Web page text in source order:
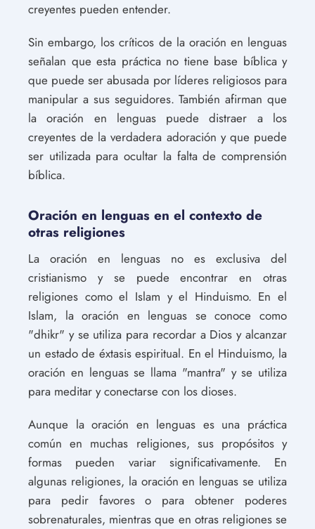
creyentes pueden entender.
Sin embargo, los críticos de la oración en lenguas
señalan que esta práctica no tiene base bíblica y
que puede ser abusada por líderes religiosos para
manipular a sus seguidores. También afirman que
la oración en lenguas puede distraer a los
creyentes de la verdadera adoración y que puede
ser utilizada para ocultar la falta de comprensión
bíblica.
Oración en lenguas en el contexto de
otras religiones
La oración en lenguas no es exclusiva del
cristianismo y se puede encontrar en otras
religiones como el Islam y el Hinduismo. En el
Islam, la oración en lenguas se conoce como
"dhikr" y se utiliza para recordar a Dios y alcanzar
un estado de éxtasis espiritual. En el Hinduismo, la
oración en lenguas se llama "mantra" y se utiliza
para meditar y conectarse con los dioses.
Aunque la oración en lenguas es una práctica
común en muchas religiones, sus propósitos y
formas pueden variar significativamente. En
algunas religiones, la oración en lenguas se utiliza
para pedir favores o para obtener poderes
sobrenaturales, mientras que en otras religiones se